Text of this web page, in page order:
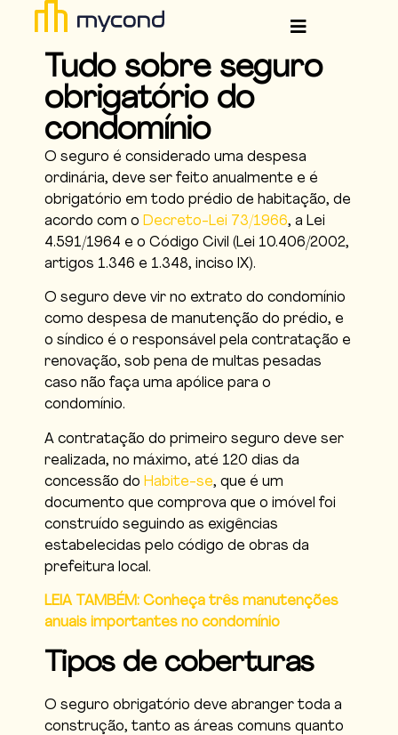
Tudo sobre seguro
obrigatório do
condomínio
O seguro é considerado uma despesa
ordinária, deve ser feito anualmente e é
obrigatório em todo prédio de habitação, de
acordo com o Decreto-Lei 73/1966, a Lei
4.591/1964 e o Código Civil (Lei 10.406/2002,
artigos 1.346 e 1.348, inciso IX).
O seguro deve vir no extrato do condomínio
como despesa de manutenção do prédio, e
o síndico é o responsável pela contratação e
renovação, sob pena de multas pesadas
caso não faça uma apólice para o
condomínio.
A contratação do primeiro seguro deve ser
realizada, no máximo, até 120 dias da
concessão do Habite-se, que é um
documento que comprova que o imóvel foi
construído seguindo as exigências
estabelecidas pelo código de obras da
prefeitura local.
LEIA TAMBÉM: Conheça três manutenções
anuais importantes no condomínio
Tipos de coberturas
O seguro obrigatório deve abranger toda a
construção, tanto as áreas comuns quanto